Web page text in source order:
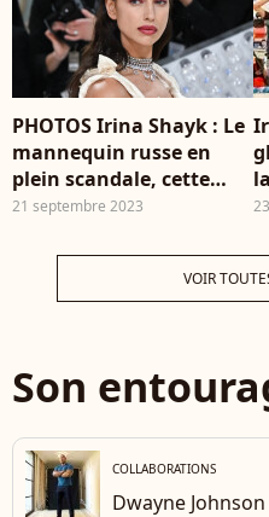
PHOTOS Irina Shayk : Le
mannequin russe en
plein scandale, cette
étrange blessure fait
21 septembre 2023
VOIR
Son
COLLABORATIONS
Dwayne Johnson